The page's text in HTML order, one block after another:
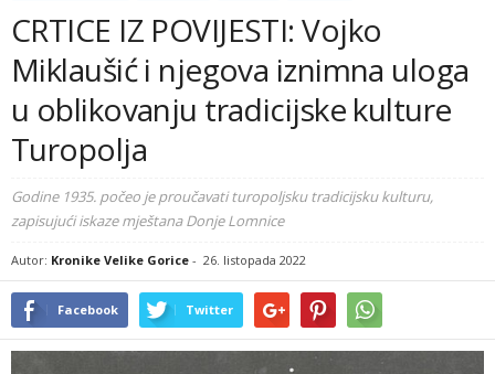
CRTICE IZ POVIJESTI: Vojko
Miklaušić i njegova iznimna uloga
u oblikovanju tradicijske kulture
Turopolja
Godine 1935. počeo je proučavati turopoljsku tradicijsku kulturu,
zapisujući iskaze mještana Donje Lomnice
Autor: Kronike Velike Gorice - 26. listopada 2022
Facebook Twitter